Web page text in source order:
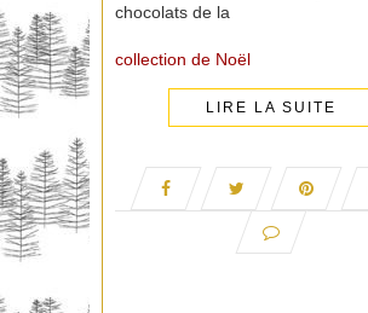
chocolats de la
collection de Noël
LIRE LA SUITE